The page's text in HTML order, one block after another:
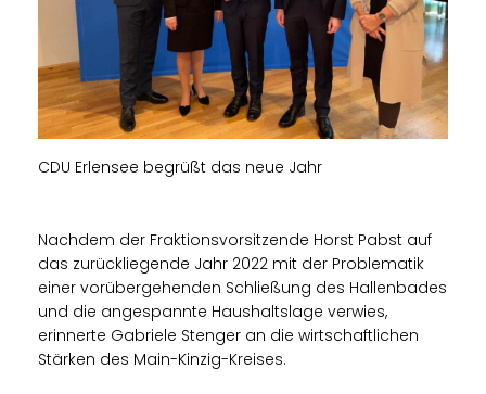
CDU Erlensee begrüßt das neue Jahr
Nachdem der Fraktionsvorsitzende Horst Pabst auf
das zurückliegende Jahr 2022 mit der Problematik
einer vorübergehenden Schließung des Hallenbades
und die angespannte Haushaltslage verwies,
erinnerte Gabriele Stenger an die wirtschaftlichen
Stärken des Main-Kinzig-Kreises.